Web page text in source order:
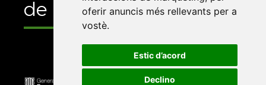
oferir anuncis més rellevants per a
vostè.
Estic d’acord
Declino
de